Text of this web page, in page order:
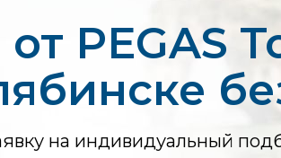
PEGAS
на индивидуальный